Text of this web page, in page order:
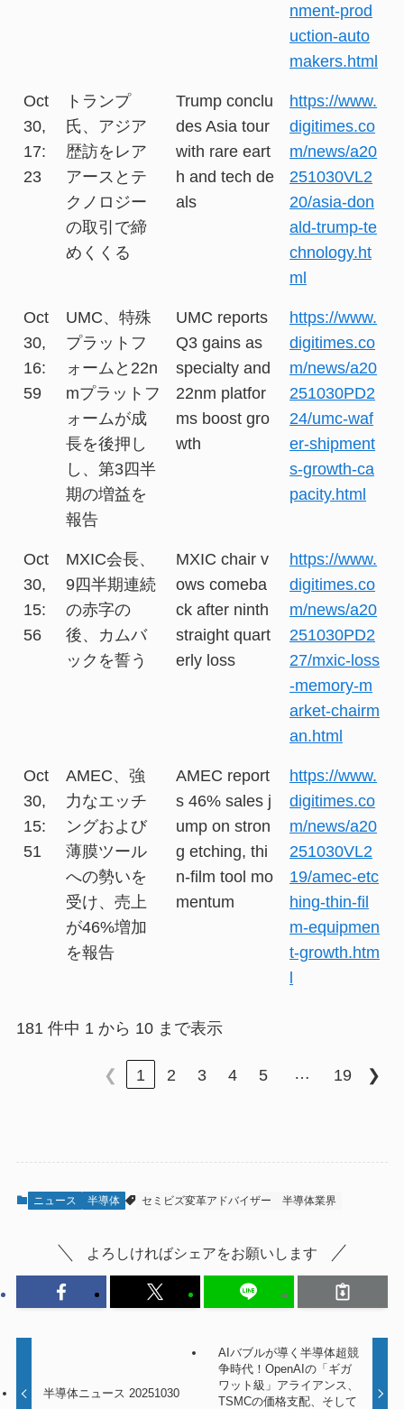
nment-prod
uction-auto
makers.html
Oct
30,
17:
23
トランプ
氏、アジア
歴訪をレア
アースとテ
クノロジー
の取引で締
めくくる
Trump conclu
des Asia tour
with rare eart
h and tech de
als
https://www.
digitimes.co
m/news/a20
251030VL2
20/asia-don
ald-trump-te
chnology.ht
ml
Oct
30,
16:
59
UMC、特殊
プラットフ
ォームと22n
mプラットフ
ォームが成
長を後押し
し、第3四半
期の増益を
報告
UMC reports
Q3 gains as
specialty and
22nm platfor
ms boost gro
wth
https://www.
digitimes.co
m/news/a20
251030PD2
24/umc-waf
er-shipment
s-growth-ca
pacity.html
Oct
30,
15:
56
MXIC会長、
9四半期連続
の赤字の
後、カムバ
ックを誓う
MXIC chair v
ows comeba
ck after ninth
straight quart
erly loss
https://www.
digitimes.co
m/news/a20
251030PD2
27/mxic-loss
-memory-m
arket-chairm
an.html
Oct
30,
15:
51
AMEC、強
力なエッチ
ングおよび
薄膜ツール
への勢いを
受け、売上
が46%増加
を報告
AMEC report
s 46% sales j
ump on stron
g etching, thi
n-film tool mo
mentum
https://www.
digitimes.co
m/news/a20
251030VL2
19/amec-etc
hing-thin-fil
m-equipmen
t-growth.htm
l
181 件中 1 から 10 まで表示
❮ 1 2 3 4 5 … 19 ❯
ニュース 半導体 セミビズ変革アドバイザー 半導体業界
よろしければシェアをお願いします
半導体ニュース 20251030
AIバブルが導く半導体超競
争時代！OpenAIの「ギガ
ワット級」アライアンス、
TSMCの価格支配、そして